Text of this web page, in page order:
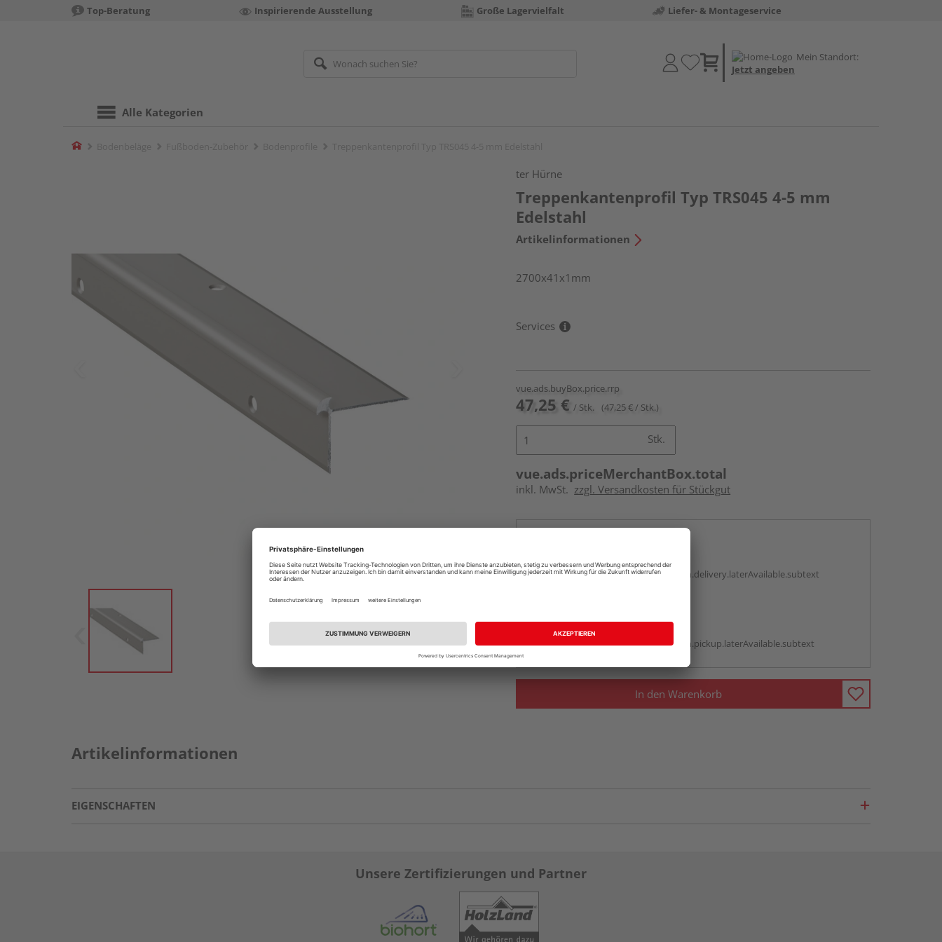
Top-Beratung Inspirierende Ausstellung Große Lagervielfalt Liefer- & Montageservice
Mein Standort:
Jetzt angeben
Alle Kategorien
Home
ter Hürne
Treppenkantenprofil Typ TRS045 4-5 mm
Edelstahl
Artikelinformationen
2700x41x1mm
Services
vue.ads.buyBox.price.rrp
47,25 € / Stk. (47,25 € / Stk.)
Stk.
vue.ads.priceMerchantBox.total
inkl. MwSt. zzgl. Versandkosten für Stückgut
Auf Vorbestellung:
vue.ads.priceMerchantBox.option.delivery.laterAvailable.subtext
Auf Vorbestellung:
vue.ads.priceMerchantBox.option.pickup.laterAvailable.subtext
In den Warenkorb
Artikelinformationen
EIGENSCHAFTEN
Unsere Zertifizierungen und Partner